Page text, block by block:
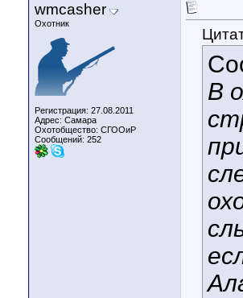
wmcasher
Охотник
Регистрация: 27.08.2011
Адрес: Самара
Охотобщество: СГООиР
Сообщений: 252
В